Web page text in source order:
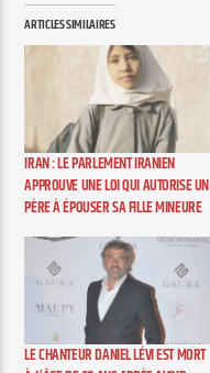
ARTICLES SIMILAIRES
IRAN : LE PARLEMENT IRANIEN
APPROUVE UNE LOI QUI AUTORISE UN
PÈRE À ÉPOUSER SA FILLE MINEURE
LE CHANTEUR DANIEL LÉVI EST MORT